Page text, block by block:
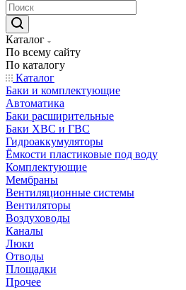
Каталог
По всему сайту
По каталогу
Каталог
Баки и комплектующие
Автоматика
Баки расширительные
Баки ХВС и ГВС
Гидроаккумуляторы
Ёмкости пластиковые под воду
Комплектующие
Мембраны
Вентиляционные системы
Вентиляторы
Воздуховоды
Каналы
Люки
Отводы
Площадки
Прочее